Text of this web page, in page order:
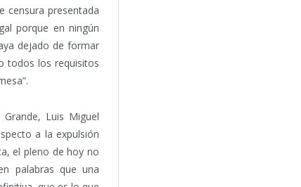
censura presentada
porque en ningún
dejado de formar
todos los requisitos
Luis Miguel
a la expulsión
el pleno de hoy no
palabras que una